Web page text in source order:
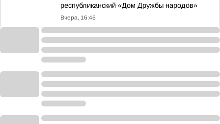
республиканский «Дом Дружбы народов»
Вчера, 16:46